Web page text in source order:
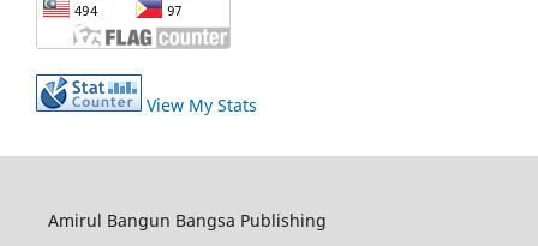
View My Stats
Amirul Bangun Bangsa Publishing